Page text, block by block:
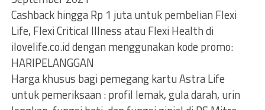
Cashback hingga Rp 1 juta untuk pembelian Flexi
Life, Flexi Critical Illness atau Flexi Health di
ilovelife.co.id dengan menggunakan kode promo:
HARIPELANGGAN
Harga khusus bagi pemegang kartu Astra Life
untuk pemeriksaan : profil lemak, gula darah, urin